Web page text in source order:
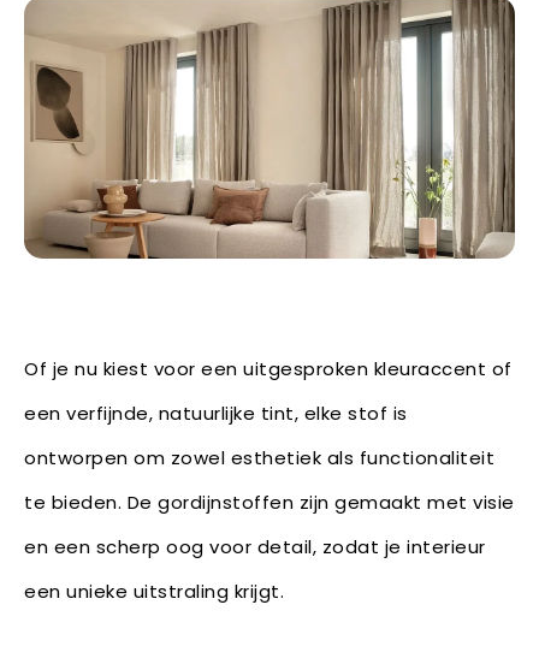
Of je nu kiest voor een uitgesproken kleuraccent of
een verfijnde, natuurlijke tint, elke stof is
ontworpen om zowel esthetiek als functionaliteit
te bieden. De gordijnstoffen zijn gemaakt met visie
en een scherp oog voor detail, zodat je interieur
een unieke uitstraling krijgt.